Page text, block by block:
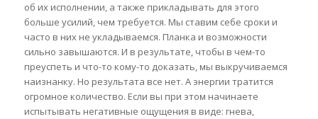
об их исполнении, а также прикладывать для этого
больше усилий, чем требуется. Мы ставим себе сроки и
часто в них не укладываемся. Планка и возможности
сильно завышаются. И в результате, чтобы в чем-то
преуспеть и что-то кому-то доказать, мы выкручиваемся
наизнанку. Но результата все нет. А энергии тратится
огромное количество. Если вы при этом начинаете
испытывать негативные ощущения в виде: гнева,